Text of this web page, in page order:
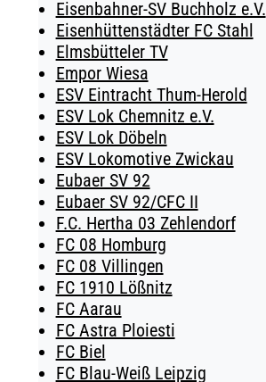
Eisenbahner-SV Buchholz e.V.
Eisenhüttenstädter FC Stahl
Elmsbütteler TV
Empor Wiesa
ESV Eintracht Thum-Herold
ESV Lok Chemnitz e.V.
ESV Lok Döbeln
ESV Lokomotive Zwickau
Eubaer SV 92
Eubaer SV 92/CFC II
F.C. Hertha 03 Zehlendorf
FC 08 Homburg
FC 08 Villingen
FC 1910 Lößnitz
FC Aarau
FC Astra Ploiesti
FC Biel
FC Blau-Weiß Leipzig